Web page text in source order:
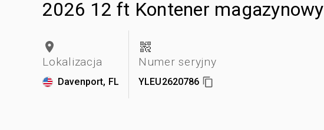
2026 12 ft Kontener magazynowy
Lokalizacja
Davenport, FL
Numer seryjny
YLEU2620786